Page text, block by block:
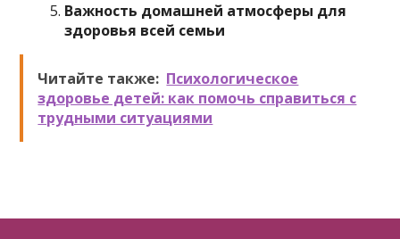
Важность домашней атмосферы для
здоровья всей семьи
Читайте также: Психологическое
здоровье детей: как помочь справиться с
трудными ситуациями